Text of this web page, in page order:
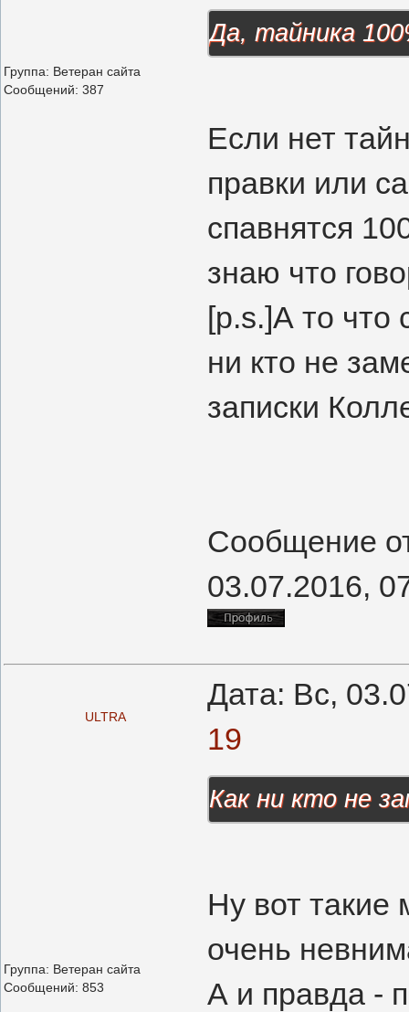
Группа: Ветеран сайта
Сообщений: 387
Да, тайника
Если нет
правки или
спавнятся
знаю что
[p.s.]А то что
ни кто не
записки
Сообщение
03.07.2016,
ULTRA
Дата: Вс,
19
Группа: Ветеран сайта
Сообщений: 853
Как ни кто не
Ну вот
очень
А и правда -